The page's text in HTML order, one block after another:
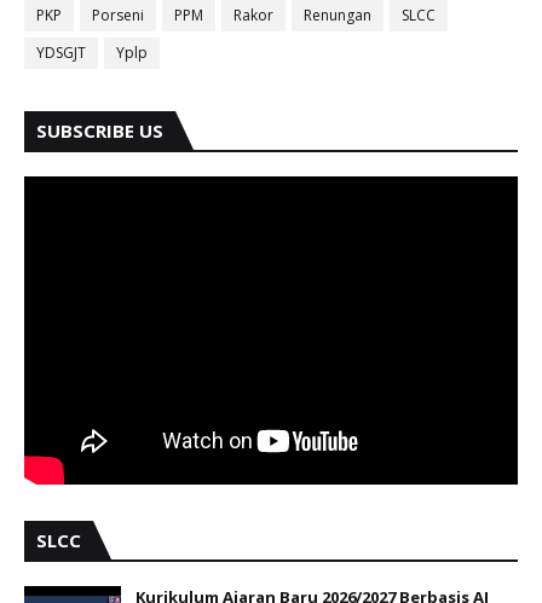
PKP
Porseni PPM Rakor Renungan
SLCC
YDSGJT
Yplp
SUBSCRIBE US
SLCC
Kurikulum Ajaran Baru 2026/2027 Berbasis AI